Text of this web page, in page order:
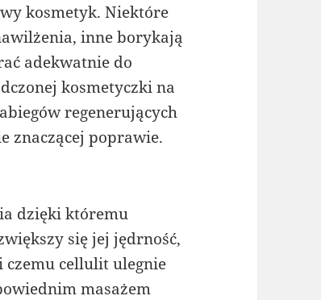
kosmetyk. Niektóre
inne borykają
adekwatnie do
kosmetyczki na
regenerujących
znaczącej poprawie.
dzięki któremu
się jej jędrność,
czemu cellulit ulegnie
masażem